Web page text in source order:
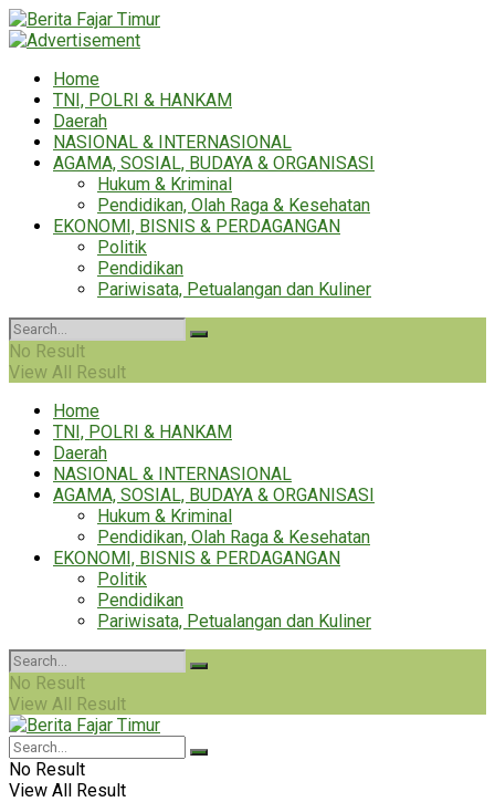
Home
TNI, POLRI & HANKAM
Daerah
NASIONAL & INTERNASIONAL
AGAMA, SOSIAL, BUDAYA & ORGANISASI
Hukum & Kriminal
Pendidikan, Olah Raga & Kesehatan
EKONOMI, BISNIS & PERDAGANGAN
Politik
Pendidikan
Pariwisata, Petualangan dan Kuliner
No Result
View All Result
Home
TNI, POLRI & HANKAM
Daerah
NASIONAL & INTERNASIONAL
AGAMA, SOSIAL, BUDAYA & ORGANISASI
Hukum & Kriminal
Pendidikan, Olah Raga & Kesehatan
EKONOMI, BISNIS & PERDAGANGAN
Politik
Pendidikan
Pariwisata, Petualangan dan Kuliner
No Result
View All Result
No Result
View All Result